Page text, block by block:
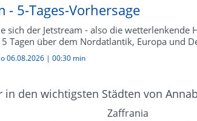
- 5-Tages-Vorhersage
sich der Jetstream - also die
Tagen über dem Nordatlantik, Europa und
06.08.2026 | 00:30 min
in den wichtigsten Städten von
Zaffrania